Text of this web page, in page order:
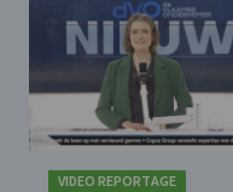
VIDEO REPORTAGE